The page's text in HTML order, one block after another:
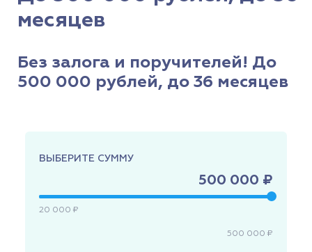
месяцев
Без залога и поручителей! До
500 000 рублей, до 36 месяцев
ВЫБЕРИТЕ СУММУ
500 000 ₽
20 000 ₽
500 000 ₽